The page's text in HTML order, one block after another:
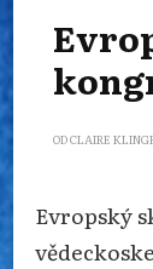
ODCLAIRE
Evropský